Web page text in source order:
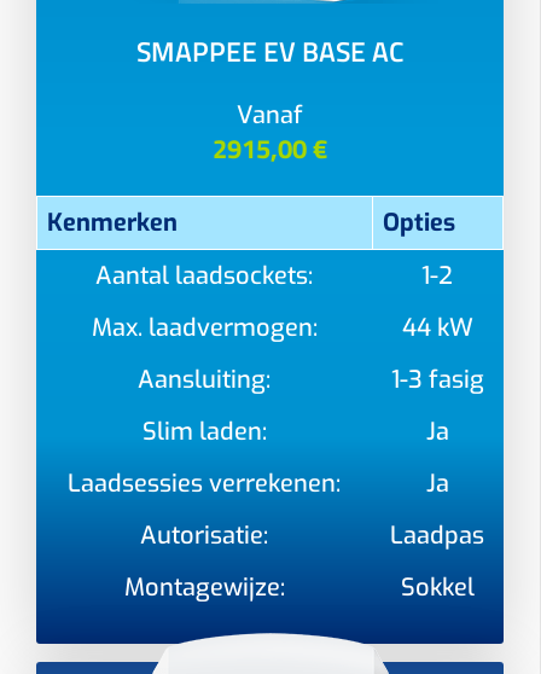
SMAPPEE EV BASE AC
Vanaf
2915,00 €
Kenmerken
Opties
Aantal laadsockets:
1-2
Max. laadvermogen:
44 kW
Aansluiting:
1-3 fasig
Slim laden:
Ja
Laadsessies verrekenen:
Ja
Autorisatie:
Laadpas
Montagewijze:
Sokkel